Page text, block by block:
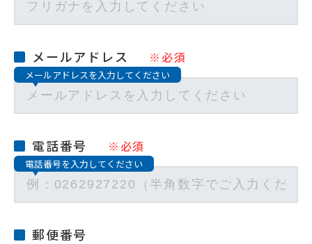
メールアドレス ※必須
メールアドレスを入力してください
電話番号 ※必須
電話番号を入力してください
郵便番号